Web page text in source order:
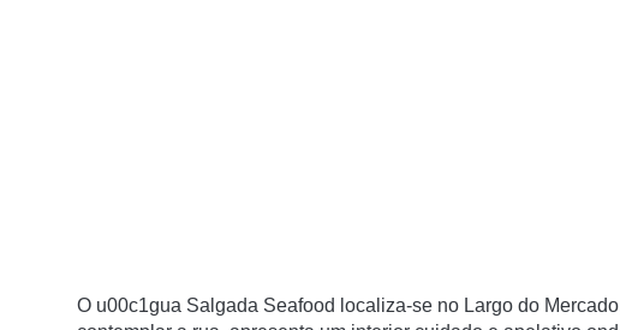
O u00c1gua Salgada Seafood localiza-se no Largo do